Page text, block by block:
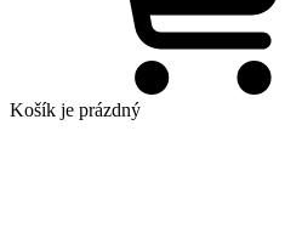
Košík je prázdný